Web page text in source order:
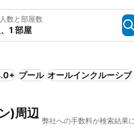
数と部屋数
1 部屋
プール オールインクルーシブ
)周辺
弊社への手数料が検索結果